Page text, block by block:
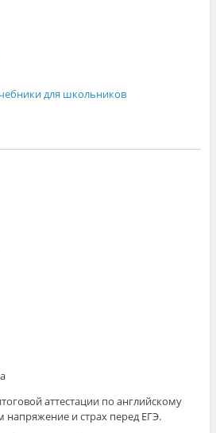
для школьников
аттестации по английскому
напряжение и страх перед ЕГЭ.